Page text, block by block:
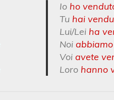
Ioho
Tuhai
Lui/Lei ha
Noi
Voi avete
Loro hanno